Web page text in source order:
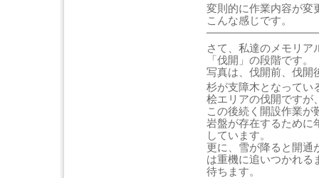
変則的に作業内容が変
こんな感じです。
さて、私達のメモリア
「伐開」の段階です。
写真は、伐開前、伐開
杉が支障木となってい
桧エリアの伐開ですが
この後続く開設作業が
岩盤が存在するために
しています。
更に、雪が降ると開通
は重機に追いつかれる
待ちます。